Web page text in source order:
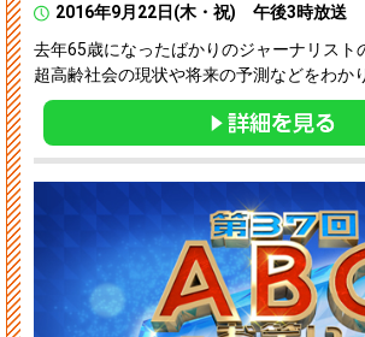
2016年9月22日(木・祝) 午後3時放送
去年65歳になったばかりのジャーナリスト
超高齢社会の現状や将来の予測などをわか